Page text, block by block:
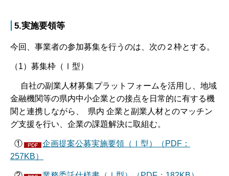
5.実施要領等
今回、事業者の参加募集を行うのは、次の２枠とする。
（1）募集枠（Ⅰ型）
自社の副業人材募集プラットフォームを活用し、地域
金融機関等の県内中小企業との接点を日常的に有する機
関と連携しながら、 県内 企業と副業人材とのマッチン
グ支援を行い、企業の課題解決に取組む。
①
企画提案公募実施要領（Ⅰ型）（PDF：
257KB）